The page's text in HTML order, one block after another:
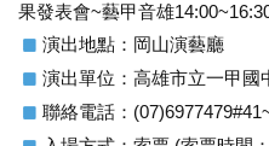
果發表會~藝甲音雄
演出地點：岡山演藝廳
演出單位：高雄市立一甲國
聯絡電話：